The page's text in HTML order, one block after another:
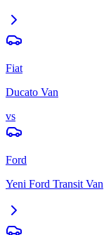
Fiat
Ducato Van
vs
Ford
Yeni Ford Transit Van